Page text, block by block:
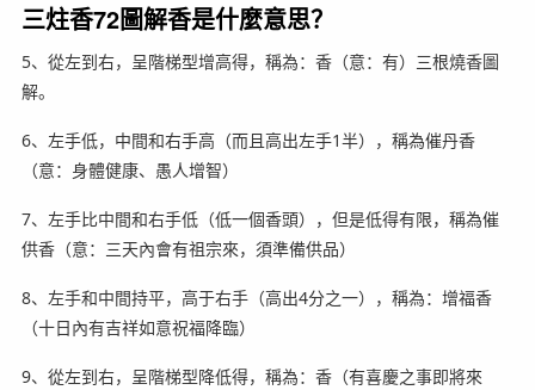
三炷香72圖解香是什麼意思？
5、從左到右，呈階梯型增高得，稱為：香（意：有）三根燒香圖
解。
6、左手低，中間和右手高（而且高出左手1半），稱為催丹香
（意：身體健康、愚人增智）
7、左手比中間和右手低（低一個香頭），但是低得有限，稱為催
供香（意：三天內會有祖宗來，須準備供品）
8、左手和中間持平，高于右手（高出4分之一），稱為：增福香
（十日內有吉祥如意祝福降臨）
9、從左到右，呈階梯型降低得，稱為：香（有喜慶之事即將來